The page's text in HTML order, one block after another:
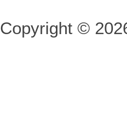
Copyright ©